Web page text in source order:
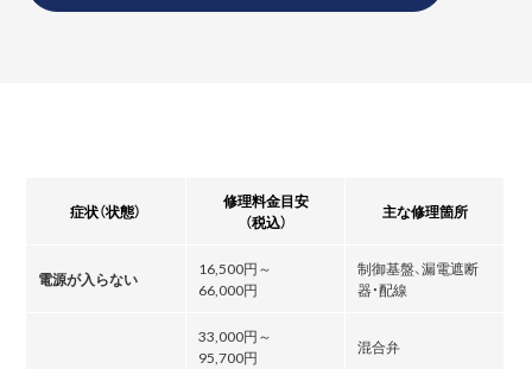
症状（状態）
修理料金目安
（税込）
主な修理箇所
電源が入らない
16,500円～
66,000円
制御基盤、漏電遮断
器・配線
33,000円～
95,700円
混合弁